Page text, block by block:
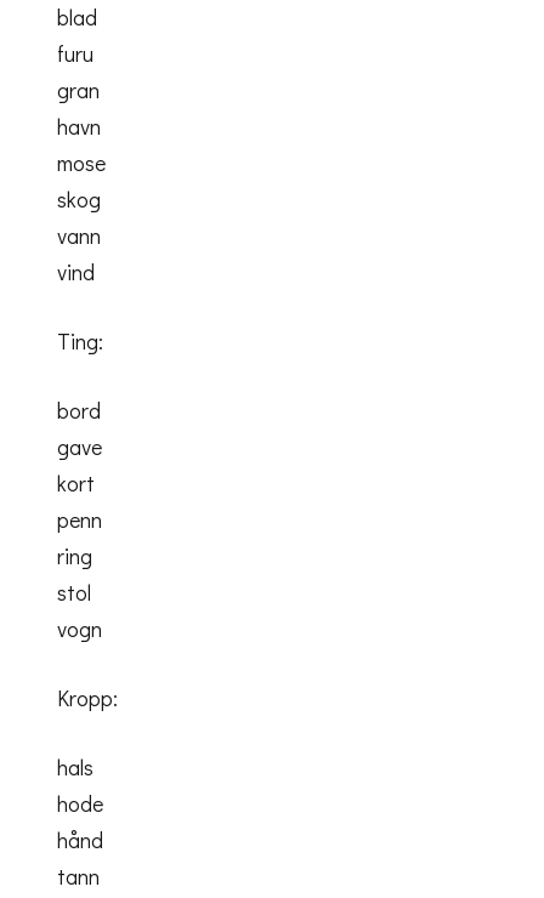
blad
furu
gran
havn
mose
skog
vann
vind
Ting:
bord
gave
kort
penn
ring
stol
vogn
Kropp:
hals
hode
hånd
tann